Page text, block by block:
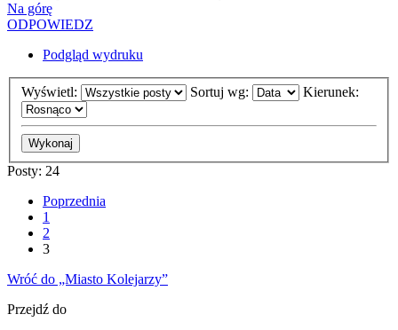
Na górę
ODPOWIEDZ
Podgląd wydruku
Wyświetl: Sortuj wg: Kierunek:
Posty: 24
Poprzednia
1
2
3
Wróć do „Miasto Kolejarzy”
Przejdź do